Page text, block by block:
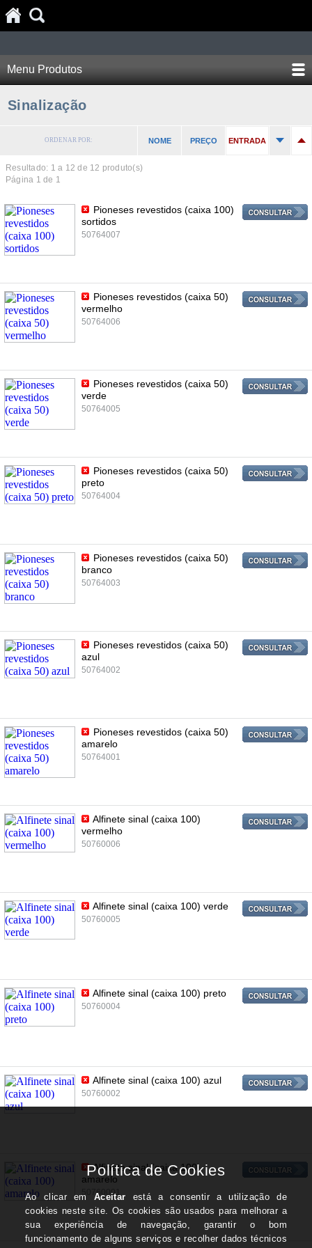
Menu Produtos
Sinalização
ORDENAR POR: NOME PREÇO ENTRADA
Resultado: 1 a 12 de 12 produto(s)
Página 1 de 1
Pioneses revestidos (caixa 100)
sortidos
50764007
Pioneses revestidos (caixa 50)
vermelho
50764006
Pioneses revestidos (caixa 50)
verde
50764005
Pioneses revestidos (caixa 50)
preto
50764004
Pioneses revestidos (caixa 50)
branco
50764003
Pioneses revestidos (caixa 50)
azul
50764002
Pioneses revestidos (caixa 50)
amarelo
50764001
Alfinete sinal (caixa 100)
vermelho
50760006
Alfinete sinal (caixa 100) verde
50760005
Alfinete sinal (caixa 100) preto
50760004
Alfinete sinal (caixa 100) azul
50760002
Alfinete sinal (caixa 100)
amarelo
50760001